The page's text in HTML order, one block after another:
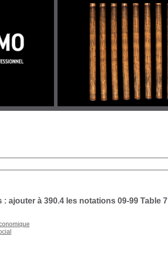
ajouter à 390.4 les notations 09-99 Table 7